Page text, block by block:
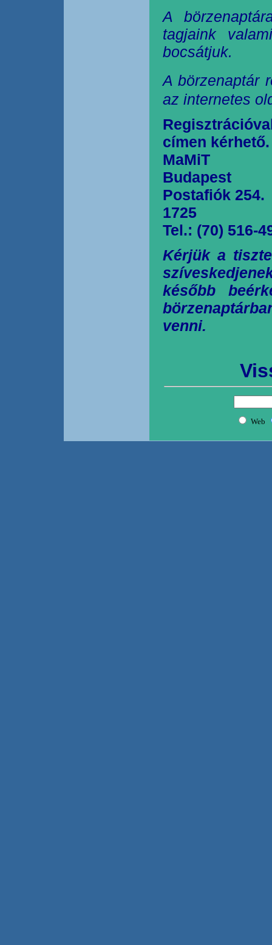
A
tagjaink
bocsátjuk.
A börzenaptár
az internetes
címen kérhető.
MaMiT
Budapest
Postafiók 254.
1725
Tel.: (70) 516-
Kérjük a
később
venni.